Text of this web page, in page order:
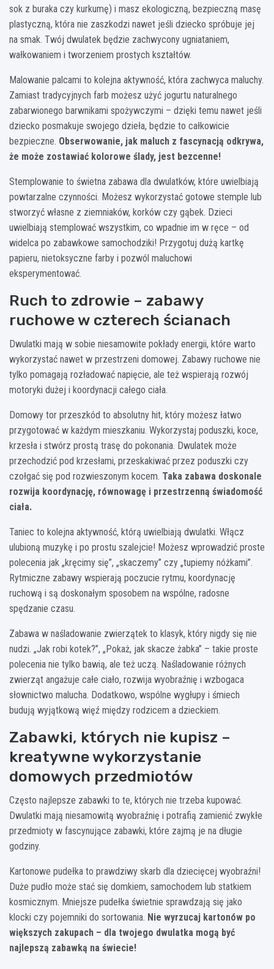
sok z buraka czy kurkumę) i masz ekologiczną, bezpieczną masę
plastyczną, która nie zaszkodzi nawet jeśli dziecko spróbuje jej
na smak. Twój dwulatek będzie zachwycony ugniataniem,
wałkowaniem i tworzeniem prostych kształtów.
Malowanie palcami to kolejna aktywność, która zachwyca maluchy.
Zamiast tradycyjnych farb możesz użyć jogurtu naturalnego
zabarwionego barwnikami spożywczymi – dzięki temu nawet jeśli
dziecko posmakuje swojego dzieła, będzie to całkowicie
bezpieczne. Obserwowanie, jak maluch z fascynacją odkrywa,
że może zostawiać kolorowe ślady, jest bezcenne!
Stemplowanie to świetna zabawa dla dwulatków, które uwielbiają
powtarzalne czynności. Możesz wykorzystać gotowe stemple lub
stworzyć własne z ziemniaków, korków czy gąbek. Dzieci
uwielbiają stemplować wszystkim, co wpadnie im w ręce – od
widelca po zabawkowe samochodziki! Przygotuj dużą kartkę
papieru, nietoksyczne farby i pozwól maluchowi
eksperymentować.
Ruch to zdrowie – zabawy
ruchowe w czterech ścianach
Dwulatki mają w sobie niesamowite pokłady energii, które warto
wykorzystać nawet w przestrzeni domowej. Zabawy ruchowe nie
tylko pomagają rozładować napięcie, ale też wspierają rozwój
motoryki dużej i koordynacji całego ciała.
Domowy tor przeszkód to absolutny hit, który możesz łatwo
przygotować w każdym mieszkaniu. Wykorzystaj poduszki, koce,
krzesła i stwórz prostą trasę do pokonania. Dwulatek może
przechodzić pod krzesłami, przeskakiwać przez poduszki czy
czołgać się pod rozwieszonym kocem. Taka zabawa doskonale
rozwija koordynację, równowagę i przestrzenną świadomość
ciała.
Taniec to kolejna aktywność, którą uwielbiają dwulatki. Włącz
ulubioną muzykę i po prostu szalejcie! Możesz wprowadzić proste
polecenia jak „kręcimy się”, „skaczemy” czy „tupiemy nóżkami”.
Rytmiczne zabawy wspierają poczucie rytmu, koordynację
ruchową i są doskonałym sposobem na wspólne, radosne
spędzanie czasu.
Zabawa w naśladowanie zwierzątek to klasyk, który nigdy się nie
nudzi. „Jak robi kotek?”, „Pokaż, jak skacze żabka” – takie proste
polecenia nie tylko bawią, ale też uczą. Naśladowanie różnych
zwierząt angażuje całe ciało, rozwija wyobraźnię i wzbogaca
słownictwo malucha. Dodatkowo, wspólne wygłupy i śmiech
budują wyjątkową więź między rodzicem a dzieckiem.
Zabawki, których nie kupisz –
kreatywne wykorzystanie
domowych przedmiotów
Często najlepsze zabawki to te, których nie trzeba kupować.
Dwulatki mają niesamowitą wyobraźnię i potrafią zamienić zwykłe
przedmioty w fascynujące zabawki, które zajmą je na długie
godziny.
Kartonowe pudełka to prawdziwy skarb dla dziecięcej wyobraźni!
Duże pudło może stać się domkiem, samochodem lub statkiem
kosmicznym. Mniejsze pudełka świetnie sprawdzają się jako
klocki czy pojemniki do sortowania. Nie wyrzucaj kartonów po
większych zakupach – dla twojego dwulatka mogą być
najlepszą zabawką na świecie!